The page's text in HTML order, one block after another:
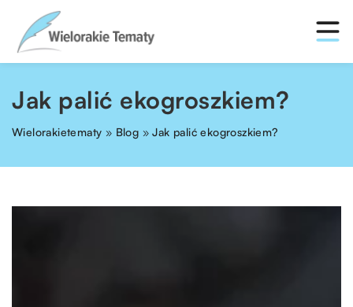
Jak palić ekogroszkiem?
Wielorakietematy » Blog »Jak palić ekogroszkiem?